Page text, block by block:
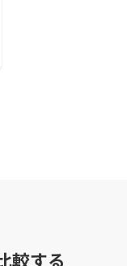
較する